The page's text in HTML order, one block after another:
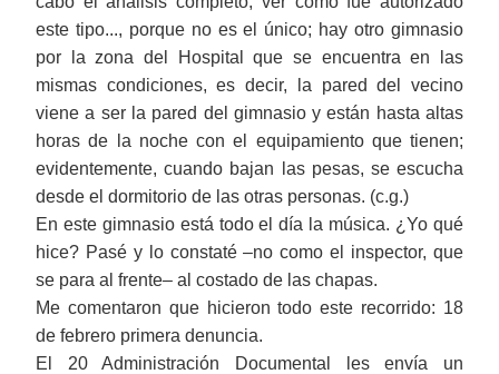
este tipo..., porque no es el único; hay otro gimnasio
por la zona del Hospital que se encuentra en las
mismas condiciones, es decir, la pared del vecino
viene a ser la pared del gimnasio y están hasta altas
horas de la noche con el equipamiento que tienen;
evidentemente, cuando bajan las pesas, se escucha
desde el dormitorio de las otras personas. (c.g.)
En este gimnasio está todo el día la música. ¿Yo qué
hice? Pasé y lo constaté ‒no como el inspector, que
se para al frente‒ al costado de las chapas.
Me comentaron que hicieron todo este recorrido: 18
de febrero primera denuncia.
El 20 Administración Documental les envía un